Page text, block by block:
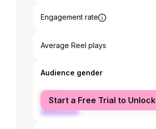
Engagement rate
Average Reel plays
Audience gender
female
male
Start a Free Trial to Unlock